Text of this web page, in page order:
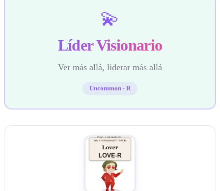
💫
Líder Visionario
Ver más allá, liderar más allá
Uncommon · R